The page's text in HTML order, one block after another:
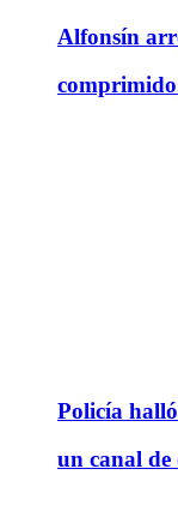
Alfonsín
Policía
un canal de